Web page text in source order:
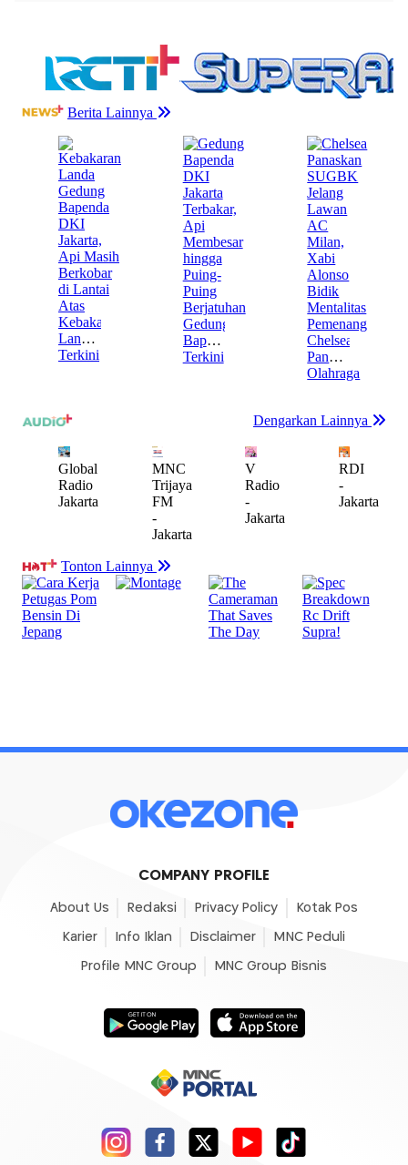
COMPANY PROFILE
About Us Redaksi Privacy Policy Kotak Pos
Karier Info Iklan Disclaimer MNC Peduli
Profile MNC Group MNC Group Bisnis